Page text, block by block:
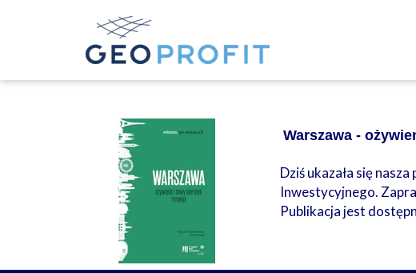
Dziś ukazała się
Inwestycyjnego.
Publikacja jest
Warszawa -